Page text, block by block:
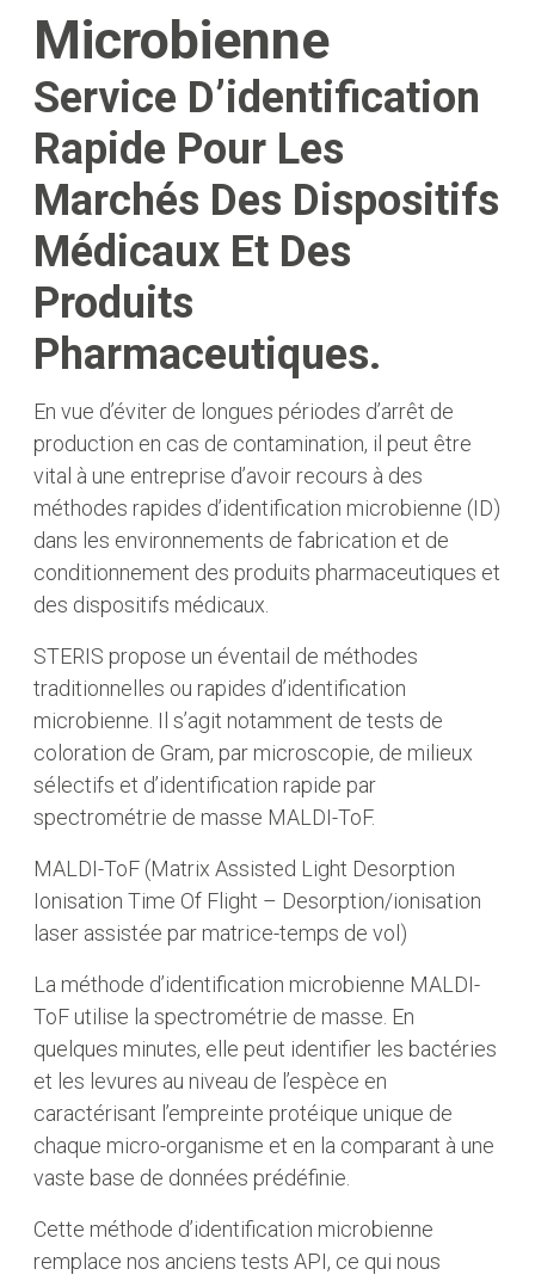
Microbienne
Service D’identification
Rapide Pour Les
Marchés Des Dispositifs
Médicaux Et Des
Produits
Pharmaceutiques.
En vue d’éviter de longues périodes d’arrêt de
production en cas de contamination, il peut être
vital à une entreprise d’avoir recours à des
méthodes rapides d’identification microbienne (ID)
dans les environnements de fabrication et de
conditionnement des produits pharmaceutiques et
des dispositifs médicaux.
STERIS propose un éventail de méthodes
traditionnelles ou rapides d’identification
microbienne. Il s’agit notamment de tests de
coloration de Gram, par microscopie, de milieux
sélectifs et d’identification rapide par
spectrométrie de masse MALDI-ToF.
MALDI-ToF (Matrix Assisted Light Desorption
Ionisation Time Of Flight – Desorption/ionisation
laser assistée par matrice-temps de vol)
La méthode d’identification microbienne MALDI-
ToF utilise la spectrométrie de masse. En
quelques minutes, elle peut identifier les bactéries
et les levures au niveau de l’espèce en
caractérisant l’empreinte protéique unique de
chaque micro-organisme et en la comparant à une
vaste base de données prédéfinie.
Cette méthode d’identification microbienne
remplace nos anciens tests API, ce qui nous